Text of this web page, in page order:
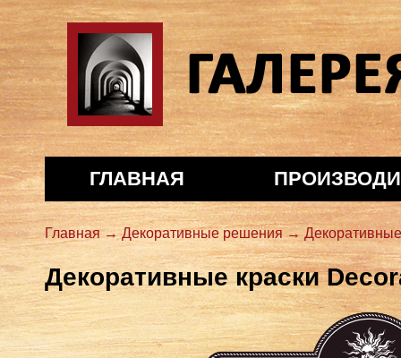
Галерея декора
ГЛАВНАЯ
Главная → Декоративные решения →
Декоративные краски